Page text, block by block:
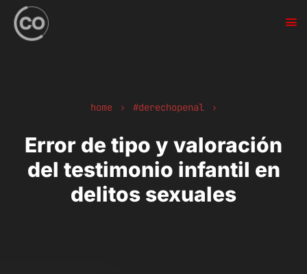
home › #derechopenal ›
Error de tipo y valoración
del testimonio infantil en
delitos sexuales